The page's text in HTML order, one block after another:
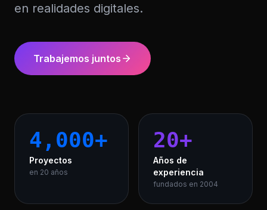
en realidades digitales.
Trabajemos juntos
4,000+
Proyectos
en 20 años
20+
Años de
experiencia
fundados en 2004